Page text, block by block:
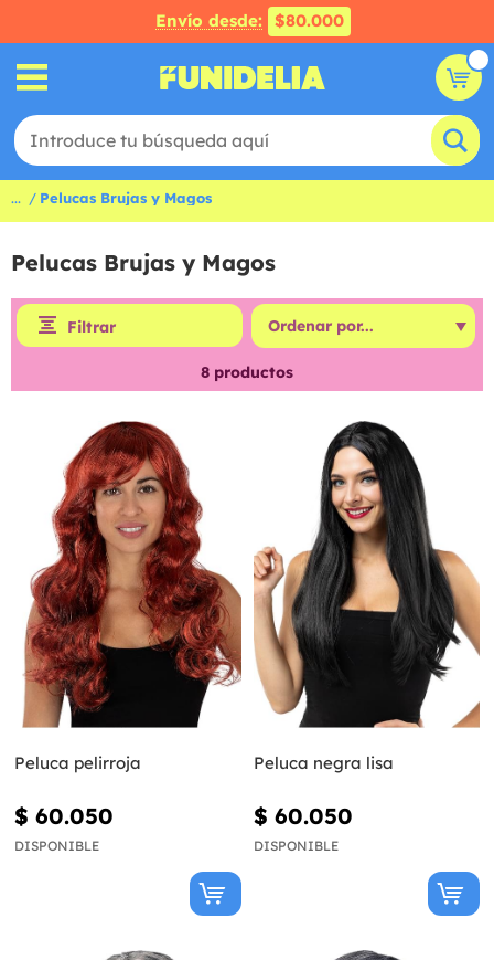
Envío desde: $80.000
... Pelucas Brujas y Magos
Pelucas Brujas y Magos
Filtrar
8 productos
Peluca pelirroja
$ 60.050
DISPONIBLE
Peluca negra lisa
$ 60.050
DISPONIBLE